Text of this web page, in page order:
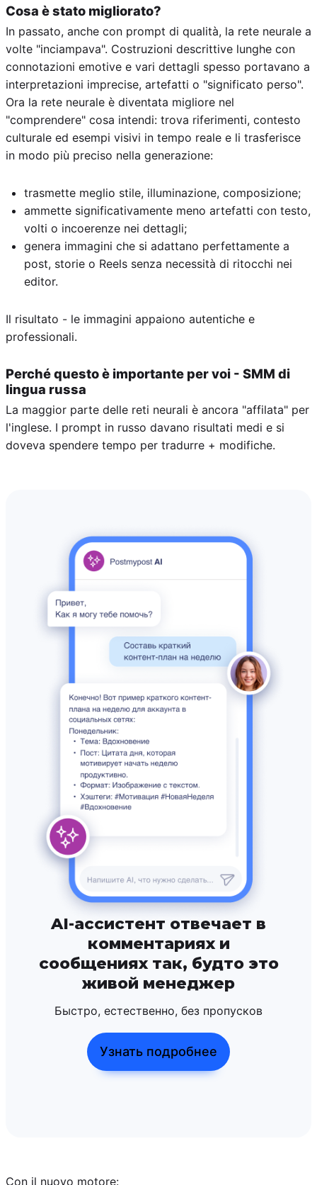
Cosa è stato migliorato?
In passato, anche con prompt di qualità, la rete neurale a
volte "inciampava". Costruzioni descrittive lunghe con
connotazioni emotive e vari dettagli spesso portavano a
interpretazioni imprecise, artefatti o "significato perso".
Ora la rete neurale è diventata migliore nel
"comprendere" cosa intendi: trova riferimenti, contesto
culturale ed esempi visivi in tempo reale e li trasferisce
in modo più preciso nella generazione:
trasmette meglio stile, illuminazione, composizione;
ammette significativamente meno artefatti con testo,
volti o incoerenze nei dettagli;
genera immagini che si adattano perfettamente a
post, storie o Reels senza necessità di ritocchi nei
editor.
Il risultato - le immagini appaiono autentiche e
professionali.
Perché questo è importante per voi - SMM di
lingua russa
La maggior parte delle reti neurali è ancora "affilata" per
l'inglese. I prompt in russo davano risultati medi e si
doveva spendere tempo per tradurre + modifiche.
AI-ассистент отвечает в
комментариях и
сообщениях так, будто это
живой менеджер
Быстро, естественно, без пропусков
Узнать подробнее
Con il nuovo motore: